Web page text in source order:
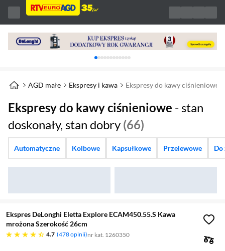
Karuzela z banerami, aktualny element 1 z
AGD małe Ekspresy i kawa Ekspresy do kawy ciśnieniowe
Ekspresy do kawy ciśnieniowe - stan
doskonały, stan dobry (66)
Automatyczne Kolbowe Kapsułkowe Przelewowe Do
Ekspres DeLonghi Eletta Explore ECAM450.55.S Kawa
mrożona Szerokość 26cm
4.7
4.7 gwiazdek 478 opinii nr kat. 1260350